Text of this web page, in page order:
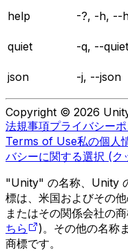
help
-?, -h, --
quiet
-q, --quiet
json
-j, --json
Copyright © 2026
法規事項プライバシー
Terms of Use私の個人
バシーに関する選択 (ク
"Unity" の名称、Unity
標は、米国およびその
またはその関係会社の
ちら
)。その他の名称
商標です。